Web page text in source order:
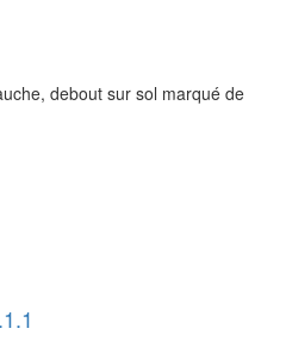
debout sur sol marqué de